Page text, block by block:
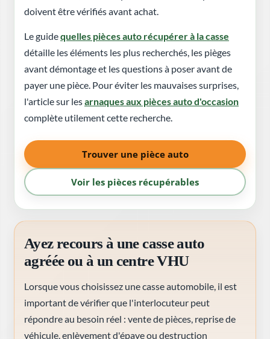
doivent être vérifiés avant achat.
Le guidequelles pièces auto récupérer à la casse
détaille les éléments les plus recherchés, les pièges
avant démontage et les questions à poser avant de
payer une pièce. Pour éviter les mauvaises surprises,
l'article sur lesarnaques aux pièces auto d'occasion
complète utilement cette recherche.
Trouver une pièce auto
Voir les pièces récupérables
Ayez recours à une casse auto
agréée ou à un centre VHU
Lorsque vous choisissez une casse automobile, il est
important de vérifier que l'interlocuteur peut
répondre au besoin réel : vente de pièces, reprise de
véhicule, enlèvement d'épave ou destruction